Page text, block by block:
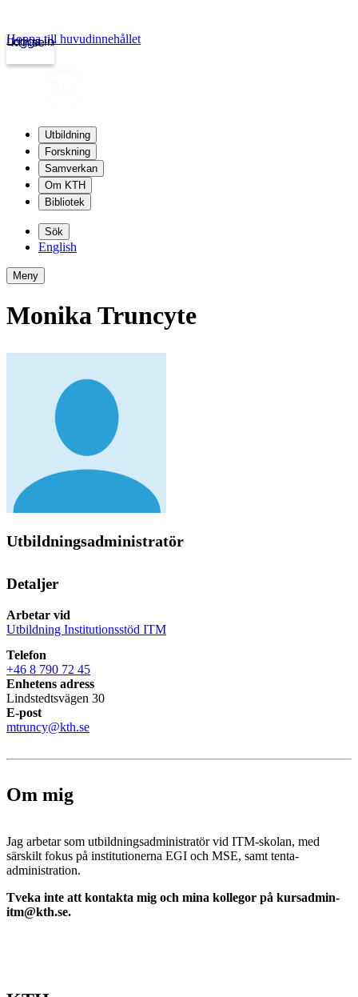
kth.se
Logga in
Hoppa till huvudinnehållet
Utbildning
Forskning
Samverkan
Om KTH
Bibliotek
Sök
English
Meny
Monika Truncyte
Utbildningsadministratör
Detaljer
Arbetar vid
Utbildning Institutionsstöd ITM
Telefon
+46 8 790 72 45
Enhetens adress
Lindstedtsvägen 30
E-post
mtruncy@kth.se
Om mig
Jag arbetar som utbildningsadministratör vid ITM-skolan, med
särskilt fokus på institutionerna EGI och MSE, samt tenta-
administration.
Tveka inte att kontakta mig och mina kollegor på kursadmin-
itm@kth.se.